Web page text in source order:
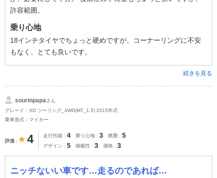
許容範囲。
乗り心地
18インチタイヤでちょっと硬めですが、コーナーリングに不安
もなく、とても良いです。
続きを見る
sourinpapaさん
グレード：XD ツーリング_4WD(MT_1.5) 2015年式
乗車形式：マイカー
評価 4 走行性能 4 乗り心地 3 燃費 5
デザイン 5 積載性 3 価格 3
ニッチないい車です…走るのであれば…